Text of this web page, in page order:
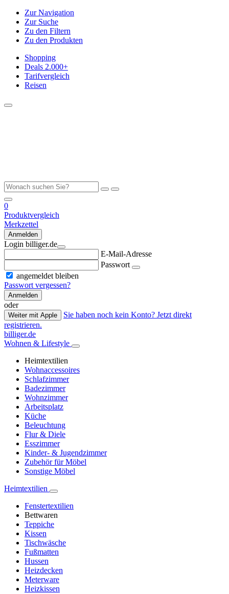
Zur Navigation
Zur Suche
Zu den Filtern
Zu den Produkten
Shopping
Deals 2.000+
Tarifvergleich
Reisen
0
Produktvergleich
Merkzettel
Anmelden
Login billiger.de
E-Mail-Adresse
Passwort
angemeldet bleiben
Passwort vergessen?
Anmelden
oder
Weiter mit Apple
Sie haben noch kein Konto? Jetzt direkt
registrieren.
billiger.de
Wohnen & Lifestyle
Heimtextilien
Wohnaccessoires
Schlafzimmer
Badezimmer
Wohnzimmer
Arbeitsplatz
Küche
Beleuchtung
Flur & Diele
Esszimmer
Kinder- & Jugendzimmer
Zubehör für Möbel
Sonstige Möbel
Heimtextilien
Fenstertextilien
Bettwaren
Teppiche
Kissen
Tischwäsche
Fußmatten
Hussen
Heizdecken
Meterware
Heizkissen